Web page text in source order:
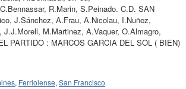
R.Marin, S.Peinado. C.D. SAN
J.Sánchez, A.Frau, A.Nicolau, I.Nuñez,
J.J.Morell, M.Martinez, A.Vaquer, O.Almagro,
PARTIDO : MARCOS GARCIA DEL SOL ( BIEN)
, Ferriolense, San Francisco